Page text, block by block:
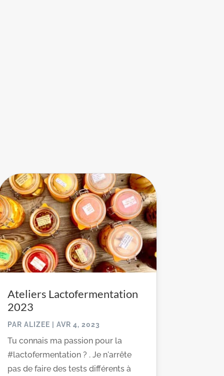
Ateliers Lactofermentation
2023
PAR ALIZEE AVR 4, 2023
Tu connais ma passion pour la
#lactofermentation ? . Je n'arrête
pas de faire des tests différents à